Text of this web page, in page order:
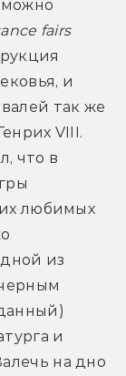
можно
fairs
и
так же
VIII.
что в
любимых
из
и
на дно